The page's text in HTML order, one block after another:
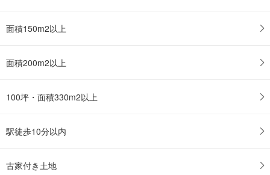
面積150m2以上
面積200m2以上
100坪・面積330m2以上
駅徒歩10分以内
古家付き土地